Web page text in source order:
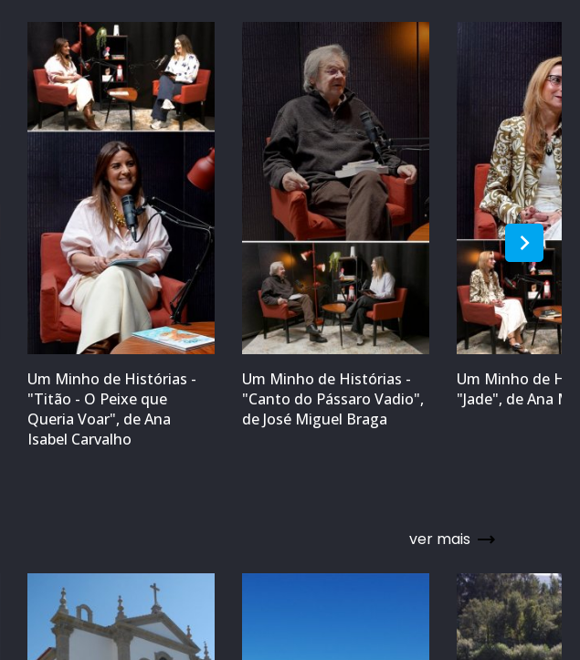
Um Minho de Histórias -
"Titão - O Peixe que
Queria Voar", de Ana
Isabel Carvalho
Um Minho de Histórias -
"Canto do Pássaro Vadio",
de José Miguel Braga
Um Minho de
"Jade", de Ana
ver mais